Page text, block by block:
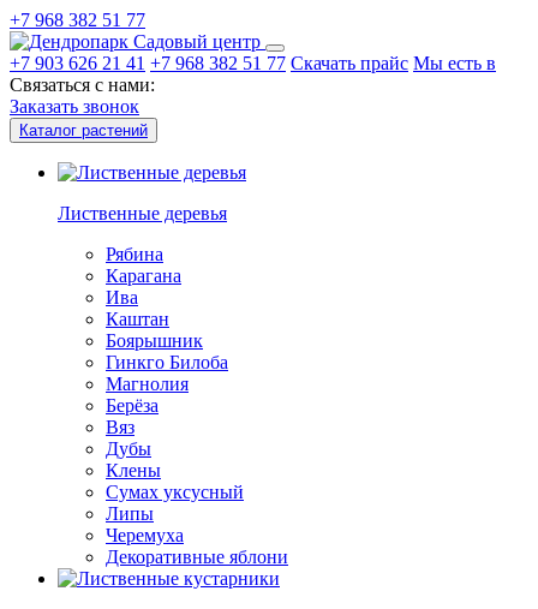
+7 968 382 51 77
Садовый центр
+7 903 626 21 41 +7 968 382 51 77 Скачать прайс Мы есть в
Связаться с нами:
Заказать звонок
Каталог растений
Лиственные деревья
Рябина
Карагана
Ива
Каштан
Боярышник
Гинкго Билоба
Магнолия
Берёза
Вяз
Дубы
Клены
Сумах уксусный
Липы
Черемуха
Декоративные яблони